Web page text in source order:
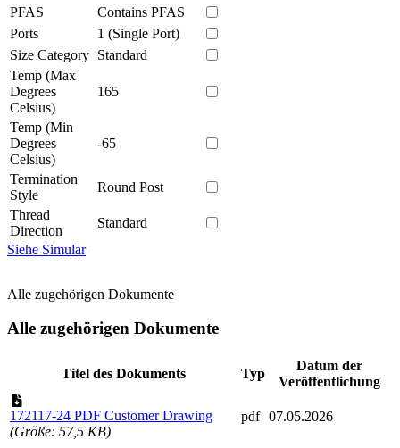
PFAS
Contains PFAS
Ports
1 (Single Port)
Size Category Standard
Temp (Max
Degrees
Celsius)
165
Temp (Min
Degrees
Celsius)
-65
Termination
Style
Round Post
Thread
Direction
Standard
Siehe Simular
Alle zugehörigen Dokumente
Alle zugehörigen Dokumente
Titel des Dokuments Typ
Datum der
Veröffentlichung
172117-24 PDF Customer Drawing
(Größe: 57,5 KB)
pdf 07.05.2026